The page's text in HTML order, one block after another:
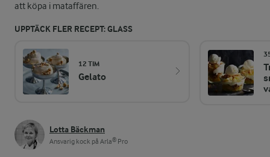
att köpa i mataffären.
UPPTÄCK FLER RECEPT: GLASS
12 TIM
Gelato
Lotta Bäckman
Ansvarig kock på Arla® Pro